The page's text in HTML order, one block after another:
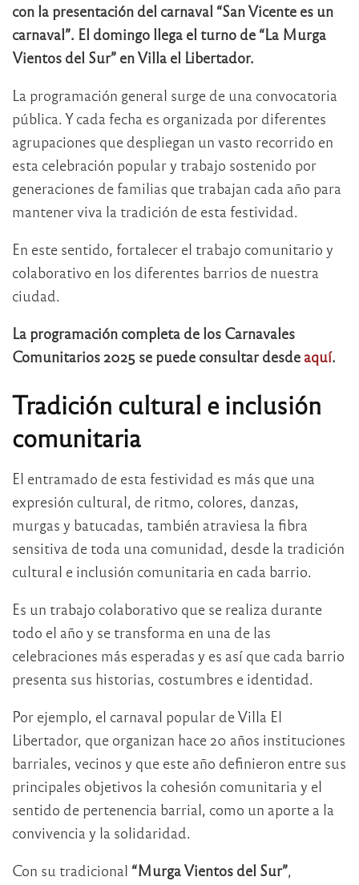
con la presentación del carnaval “San Vicente es un
carnaval”. El domingo llega el turno de “La Murga
Vientos del Sur” en Villa el Libertador.
La programación general surge de una convocatoria
pública. Y cada fecha es organizada por diferentes
agrupaciones que despliegan un vasto recorrido en
esta celebración popular y trabajo sostenido por
generaciones de familias que trabajan cada año para
mantener viva la tradición de esta festividad.
En este sentido, fortalecer el trabajo comunitario y
colaborativo en los diferentes barrios de nuestra
ciudad.
La programación completa de los Carnavales
Comunitarios 2025 se puede consultar desde aquí.
Tradición cultural e inclusión
comunitaria
El entramado de esta festividad es más que una
expresión cultural, de ritmo, colores, danzas,
murgas y batucadas, también atraviesa la fibra
sensitiva de toda una comunidad, desde la tradición
cultural e inclusión comunitaria en cada barrio.
Es un trabajo colaborativo que se realiza durante
todo el año y se transforma en una de las
celebraciones más esperadas y es así que cada barrio
presenta sus historias, costumbres e identidad.
Por ejemplo, el carnaval popular de Villa El
Libertador, que organizan hace 20 años instituciones
barriales, vecinos y que este año definieron entre sus
principales objetivos la cohesión comunitaria y el
sentido de pertenencia barrial, como un aporte a la
convivencia y la solidaridad.
Con su tradicional “Murga Vientos del Sur”